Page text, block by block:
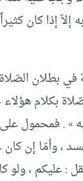
إلاّ إذا كان
بطلان
بكلام
» . فمحمول على
، وأمّا إن
: عليكم ، ولو